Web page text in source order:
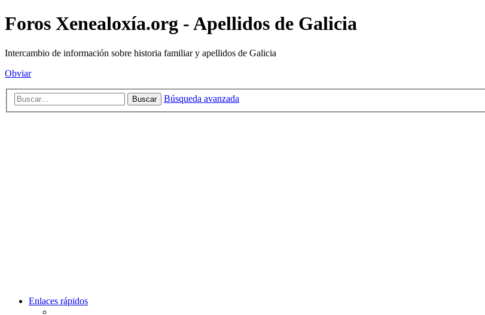
Foros Xenealoxía.org - Apellidos de Galicia
Intercambio de información sobre historia familiar y apellidos de Galicia
Obviar
Buscar Búsqueda avanzada
Enlaces rápidos